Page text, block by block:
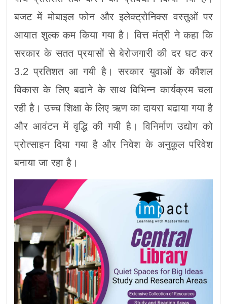
बजट में मोबाइल फोन और इलेक्ट्रोनिक्स वस्तुओं पर
आयात शुल्क कम किया गया है। वित्त मंत्री ने कहा कि
सरकार के सतत प्रयासों से बेरोजगारी की दर घट कर
3.2 प्रतिशत आ गयी है। सरकार युवाओं के कौशल
विकास के लिए बढाने के साथ विभिन्न कार्यक्रम चला
रही है। उच्च शिक्षा के लिए ऋण का दायरा बढाया गया है
और आवंटन में वृद्धि की गयी है। विनिर्माण उद्योग को
प्रोत्साहन दिया गया है और निवेश के अनुकूल परिवेश
बनाया जा रहा है।